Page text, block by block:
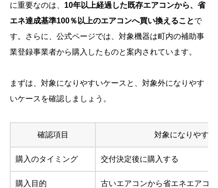
に重要なのは、 10年以上経過した既存エアコンから、省
エネ達成基準100％以上のエアコンへ買い換えることで
す。さらに、公式ページでは、対象機器は町内の補助事
業登録事業者から購入したものと案内されています。
まずは、対象になりやすいケースと、対象外になりやす
いケースを確認しましょう。
確認項目 対象になりやす
購入のタイミング 交付決定後に購入する
購入目的 古いエアコンから省エネエアコ